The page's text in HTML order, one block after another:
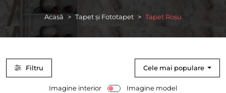
Acasă Tapet și Fototapet Tapet Roșu
Filtru Cele mai populare
Imagine interior Imagine model